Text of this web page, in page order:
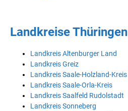
Landkreise Thüringen
Landkreis Altenburger Land
Landkreis Greiz
Landkreis Saale-Holzland-Kreis
Landkreis Saale-Orla-Kreis
Landkreis Saalfeld Rudolstadt
Landkreis Sonneberg